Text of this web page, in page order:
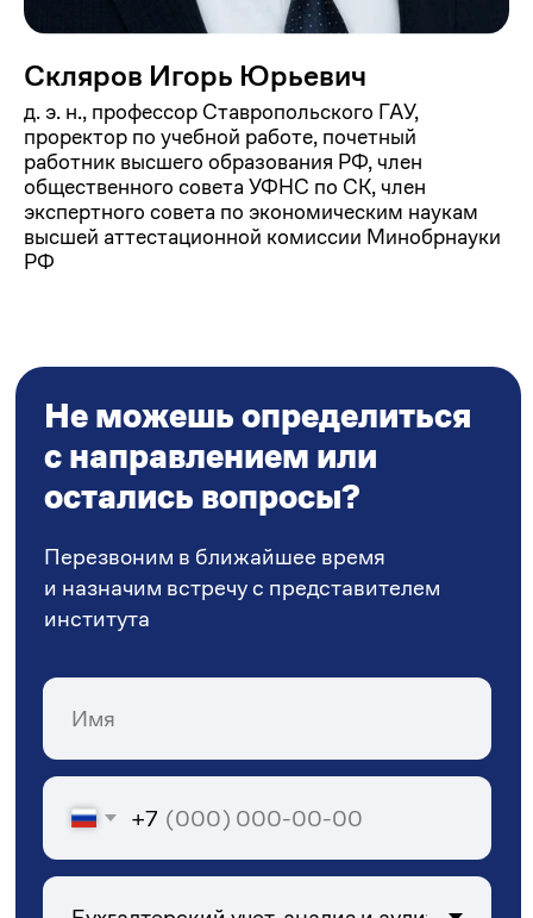
Скляров Игорь Юрьевич
д. э. н., профессор Ставропольского ГАУ,
проректор по учебной работе, почетный
работник высшего образования РФ, член
общественного совета УФНС по СК, член
экспертного совета по экономическим наукам
высшей аттестационной комиссии Минобрнауки
РФ
Перезвоним в ближайшее время
и назначим встречу с представителем
института
+7
Нажимая кнопку «Отправить»,
Вы соглашаетесь сполитикой
inf@stgau.ru
Политика конфиденциальности
Разработано Викторией